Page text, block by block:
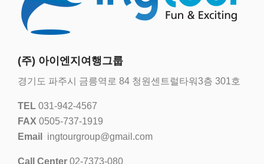
(주) 아이엔지여행그룹
경기도 파주시 금릉역로 84 청원센트럴타워3층 301호
TEL 031-942-4567
FAX 0505-737-1919
Email
ingtourgroup@gmail.com
Call Center 02-7373-080